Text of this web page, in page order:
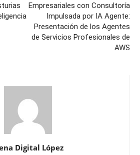
Empresariales con Consultoría
Impulsada por IA Agente:
Presentación de los Agentes
de Servicios Profesionales de
AWS
Digital López